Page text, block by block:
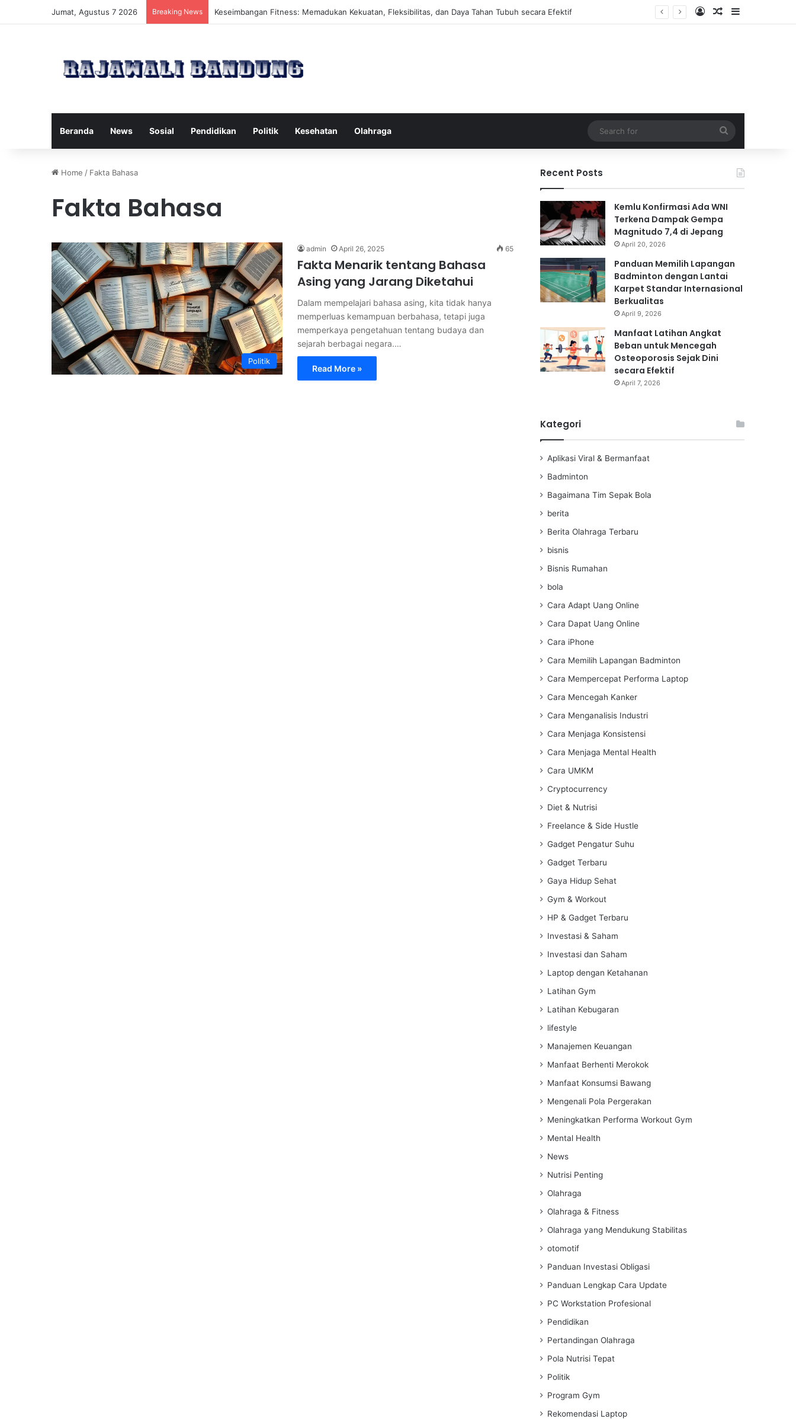
Jumat, Agustus 7 2026 Breaking News Manfaat Pilates Reformer untuk Meningkatkan Kekuatan Otot Inti Secara Efektif Log InRandom Article
Sidebar
Beranda News Sosial Pendidikan Politik Kesehatan Olahraga
for
Home / Fakta Bahasa
Fakta Bahasa
Politik
admin April 26, 2025 65
Fakta Menarik tentang Bahasa
Asing yang Jarang Diketahui
Dalam mempelajari bahasa asing, kita tidak hanya
memperluas kemampuan berbahasa, tetapi juga
memperkaya pengetahuan tentang budaya dan
sejarah berbagai negara.…
Read More »
Recent Posts
Kemlu Konfirmasi Ada WNI
Terkena Dampak Gempa
Magnitudo 7,4 di Jepang
April 20, 2026
Panduan Memilih Lapangan
Badminton dengan Lantai
Karpet Standar Internasional
Berkualitas
April 9, 2026
Manfaat Latihan Angkat
Beban untuk Mencegah
Osteoporosis Sejak Dini
secara Efektif
April 7, 2026
Kategori
Aplikasi Viral & Bermanfaat
Badminton
Bagaimana Tim Sepak Bola
berita
Berita Olahraga Terbaru
bisnis
Bisnis Rumahan
bola
Cara Adapt Uang Online
Cara Dapat Uang Online
Cara iPhone
Cara Memilih Lapangan Badminton
Cara Mempercepat Performa Laptop
Cara Mencegah Kanker
Cara Menganalisis Industri
Cara Menjaga Konsistensi
Cara Menjaga Mental Health
Cara UMKM
Cryptocurrency
Diet & Nutrisi
Freelance & Side Hustle
Gadget Pengatur Suhu
Gadget Terbaru
Gaya Hidup Sehat
Gym & Workout
HP & Gadget Terbaru
Investasi & Saham
Investasi dan Saham
Laptop dengan Ketahanan
Latihan Gym
Latihan Kebugaran
lifestyle
Manajemen Keuangan
Manfaat Berhenti Merokok
Manfaat Konsumsi Bawang
Mengenali Pola Pergerakan
Meningkatkan Performa Workout Gym
Mental Health
News
Nutrisi Penting
Olahraga
Olahraga & Fitness
Olahraga yang Mendukung Stabilitas
otomotif
Panduan Investasi Obligasi
Panduan Lengkap Cara Update
PC Workstation Profesional
Pendidikan
Pertandingan Olahraga
Pola Nutrisi Tepat
Politik
Program Gym
Rekomendasi Laptop